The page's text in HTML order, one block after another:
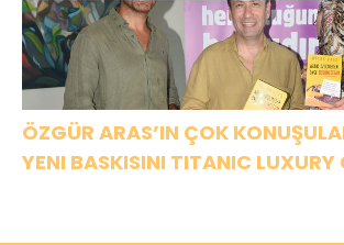
ÖZGÜR ARAS’IN ÇOK
YENI BASKISINI TITANIC LUXURY